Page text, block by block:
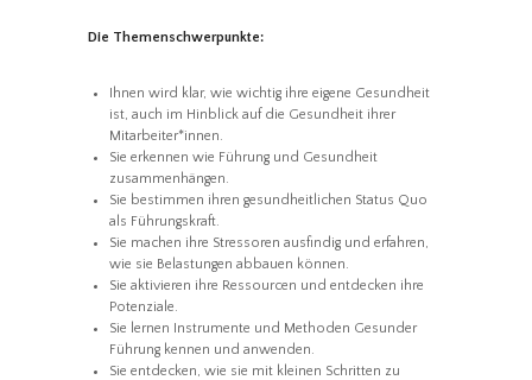
Die Themenschwerpunkte:
Ihnen wird klar, wie wichtig ihre eigene Gesundheit
ist, auch im Hinblick auf die Gesundheit ihrer
Mitarbeiter*innen.
Sie erkennen wie Führung und Gesundheit
zusammenhängen.
Sie bestimmen ihren gesundheitlichen Status Quo
als Führungskraft.
Sie machen ihre Stressoren ausfindig und erfahren,
wie sie Belastungen abbauen können.
Sie aktivieren ihre Ressourcen und entdecken ihre
Potenziale.
Sie lernen Instrumente und Methoden Gesunder
Führung kennen und anwenden.
Sie entdecken, wie sie mit kleinen Schritten zu